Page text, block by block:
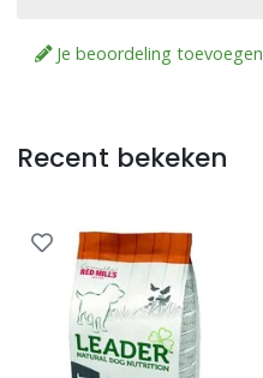
Je beoordeling toevoegen
Recent bekeken